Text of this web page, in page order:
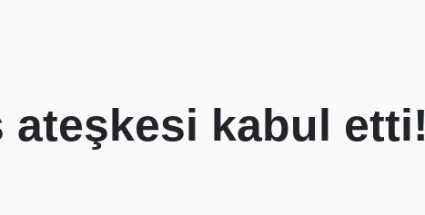
ateşkesi kabul etti!